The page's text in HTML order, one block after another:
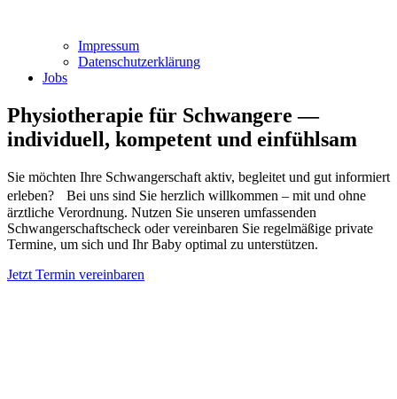
Impressum
Datenschutzerklärung
Jobs
Physiotherapie für Schwangere —
individuell, kompetent und einfühlsam
Sie möchten Ihre Schwangerschaft aktiv, begleitet und gut informiert
erleben? Bei uns sind Sie herzlich willkommen – mit und ohne
ärztliche Verordnung. Nutzen Sie unseren umfassenden
Schwangerschaftscheck oder vereinbaren Sie regelmäßige private
Termine, um sich und Ihr Baby optimal zu unterstützen.
Jetzt Termin vereinbaren